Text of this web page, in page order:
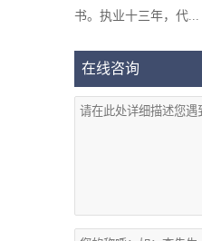
书。执业十三年，代...
在线咨询